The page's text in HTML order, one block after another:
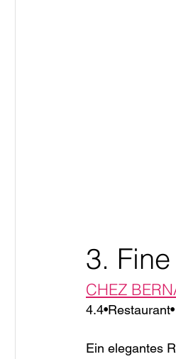
3.
CHEZ
4.4•Restaurant•
Ein elegantes